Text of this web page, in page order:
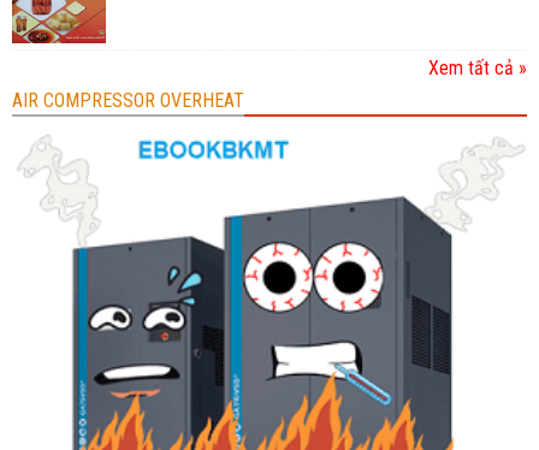
Xem tất cả »
AIR COMPRESSOR OVERHEAT